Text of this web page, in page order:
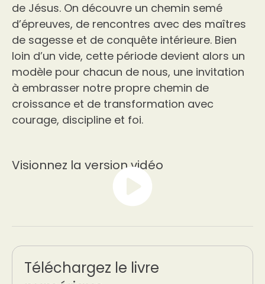
de Jésus. On découvre un chemin semé
d’épreuves, de rencontres avec des maîtres
de sagesse et de conquête intérieure. Bien
loin d’un vide, cette période devient alors un
modèle pour chacun de nous, une invitation
à embrasser notre propre chemin de
croissance et de transformation avec
courage, discipline et foi.
Visionnez la version vidéo
Téléchargez le livre